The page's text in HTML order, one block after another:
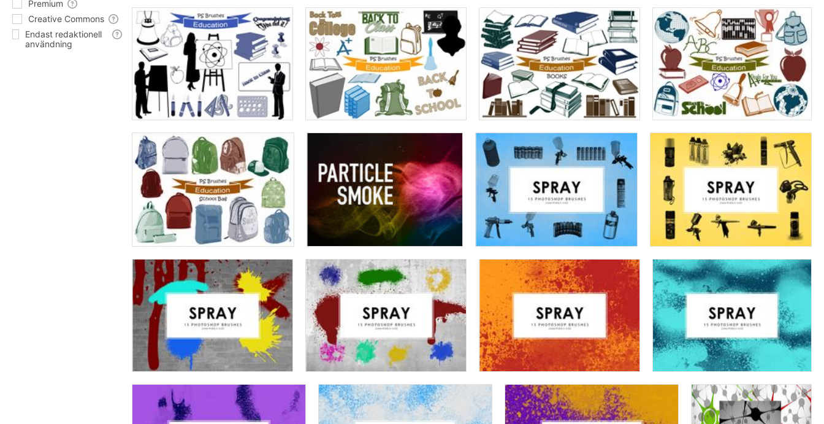
Premium
Creative Commons
Endast redaktionell
användning